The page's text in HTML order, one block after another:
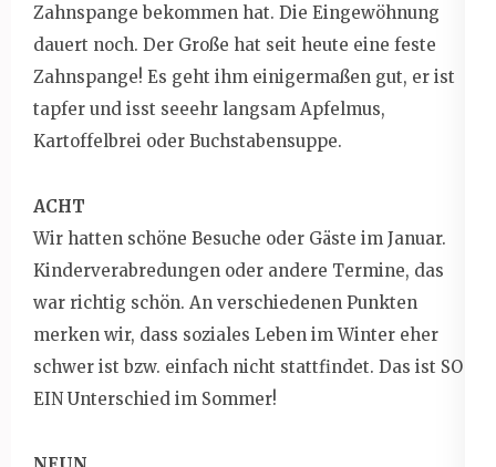
Zahnspange bekommen hat. Die Eingewöhnung
dauert noch. Der Große hat seit heute eine feste
Zahnspange! Es geht ihm einigermaßen gut, er ist
tapfer und isst seeehr langsam Apfelmus,
Kartoffelbrei oder Buchstabensuppe.
ACHT
Wir hatten schöne Besuche oder Gäste im Januar.
Kinderverabredungen oder andere Termine, das
war richtig schön. An verschiedenen Punkten
merken wir, dass soziales Leben im Winter eher
schwer ist bzw. einfach nicht stattfindet. Das ist SO
EIN Unterschied im Sommer!